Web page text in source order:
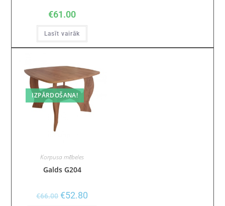
€61.00
Lasīt vairāk
IZPĀRDOŠANA!
Korpusa mēbeles
Galds G204
€66.00 €52.80